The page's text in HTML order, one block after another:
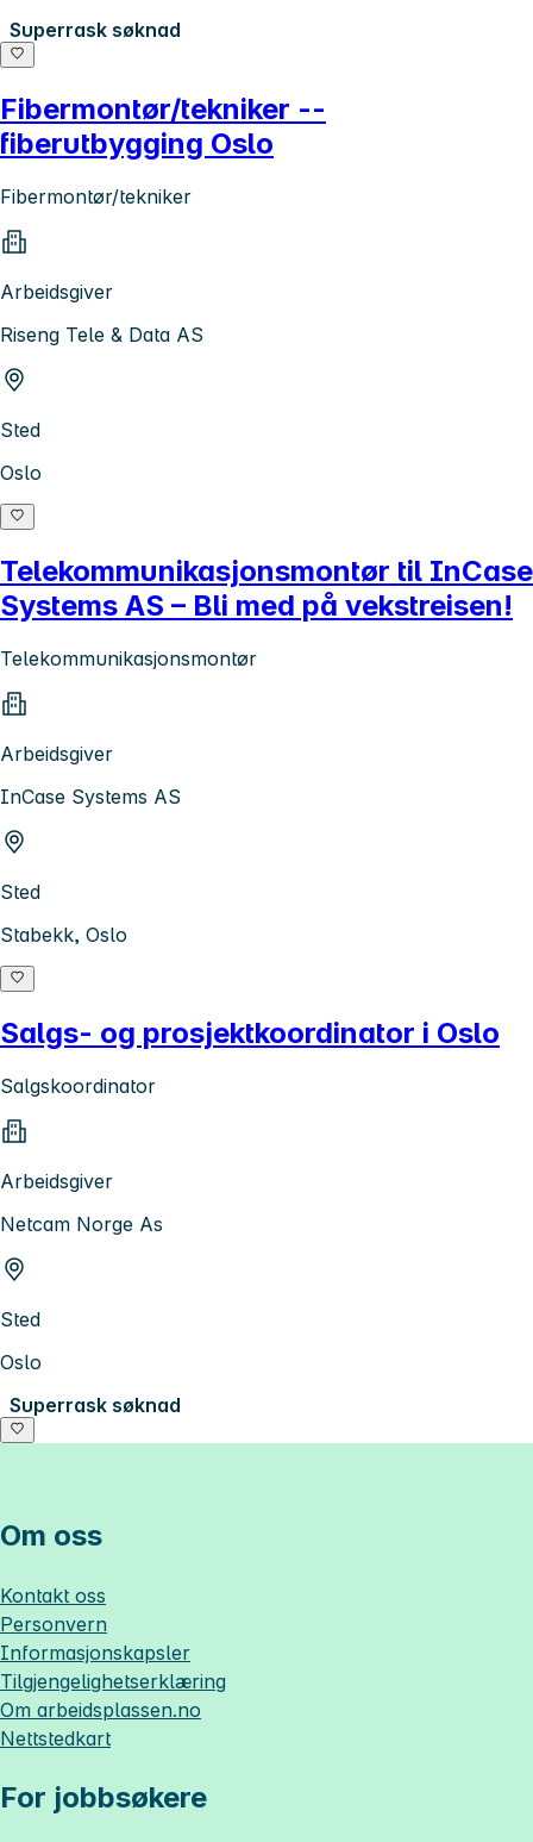
Superrask søknad
Fibermontør/tekniker --
fiberutbygging Oslo
Fibermontør/tekniker
Arbeidsgiver
Riseng Tele & Data AS
Sted
Oslo
Telekommunikasjonsmontør til InCase
Systems AS – Bli med på vekstreisen!
Telekommunikasjonsmontør
Arbeidsgiver
InCase Systems AS
Sted
Stabekk, Oslo
Salgs- og prosjektkoordinator i Oslo
Salgskoordinator
Arbeidsgiver
Netcam Norge As
Sted
Oslo
Superrask søknad
Om oss
Kontakt oss
Personvern
Informasjonskapsler
Tilgjengelighetserklæring
Om arbeidsplassen.no
Nettstedkart
For jobbsøkere